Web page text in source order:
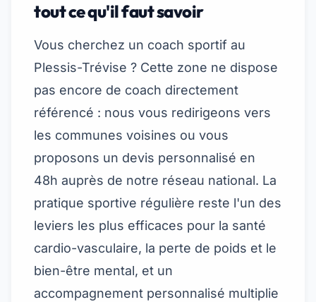
tout ce qu'il faut savoir
Vous cherchez un coach sportif au
Plessis-Trévise ? Cette zone ne dispose
pas encore de coach directement
référencé : nous vous redirigeons vers
les communes voisines ou vous
proposons un devis personnalisé en
48h auprès de notre réseau national. La
pratique sportive régulière reste l'un des
leviers les plus efficaces pour la santé
cardio-vasculaire, la perte de poids et le
bien-être mental, et un
accompagnement personnalisé multiplie